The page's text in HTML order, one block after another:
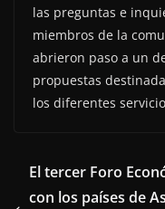
las preguntas e
miembros de la
abrieron paso a un
propuestas
los diferentes
El tercer Foro
con los países de